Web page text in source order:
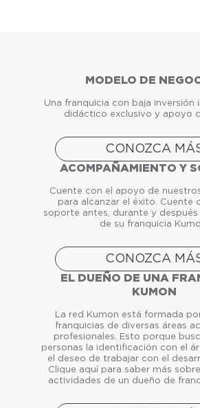
MODELO DE
Una franquicia con baja inversión
didáctico exclusivo y apoyo
CONOZCA
ACOMPAÑAMIENTO Y
Cuente con el apoyo de
para alcanzar el éxito. Cuente
soporte antes, durante y
de su franquicia
CONOZCA
EL DUEÑO DE UNA
KUMON
La red Kumon está formada
franquicias de diversas áreas
profesionales. Esto porque
personas la identificación con el
el deseo de trabajar con el
Clique aquí para saber más
actividades de un dueño de